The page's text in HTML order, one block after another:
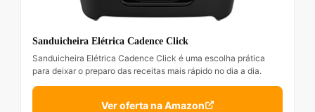
Sanduicheira Elétrica Cadence Click
Sanduicheira Elétrica Cadence Click é uma escolha prática
para deixar o preparo das receitas mais rápido no dia a dia.
Ver oferta na Amazon